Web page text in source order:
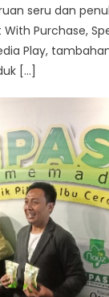
seru dan
With Purchase,
Play,
[…]